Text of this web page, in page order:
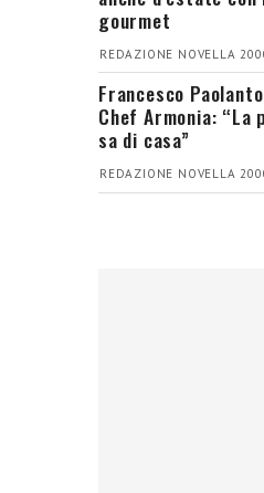
gourmet
REDAZIONE NOVELLA
Francesco
Chef Armonia:
sa di casa”
REDAZIONE NOVELLA